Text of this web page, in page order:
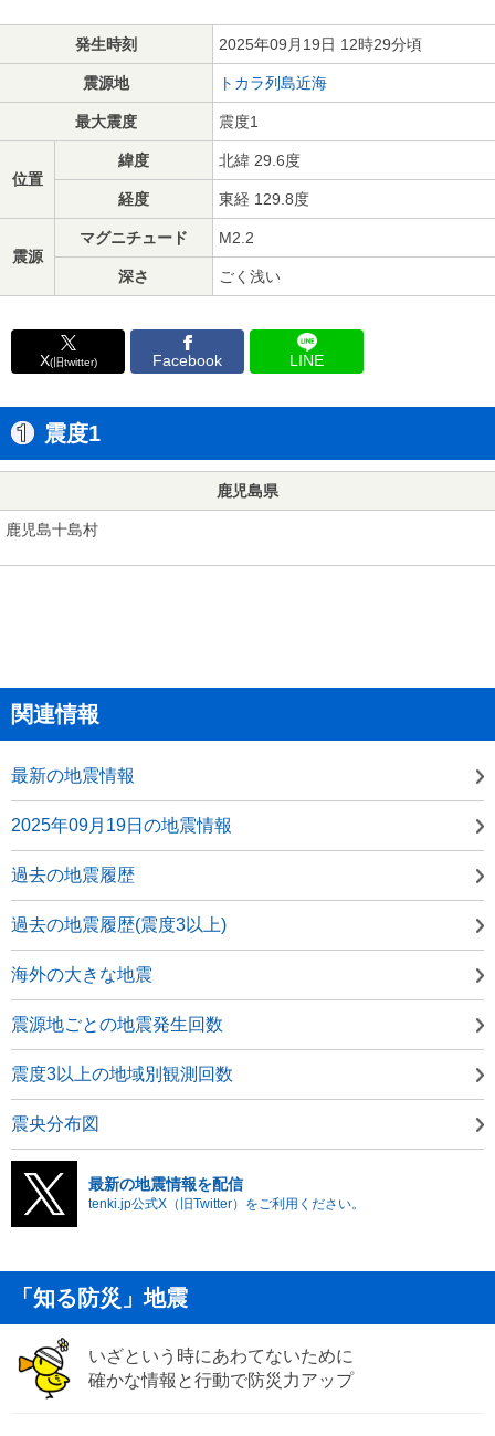
発生時刻 2025年09月19日 12時29分頃
震源地 トカラ列島近海
最大震度 震度1
位置
緯度 北緯 29.6度
経度 東経 129.8度
震源
マグニチュード M2.2
深さ ごく浅い
X(旧twitter) Facebook LINE
震度1
鹿児島県
鹿児島十島村
関連情報
最新の地震情報
2025年09月19日の地震情報
過去の地震履歴
過去の地震履歴(震度3以上)
海外の大きな地震
震源地ごとの地震発生回数
震度3以上の地域別観測回数
震央分布図
最新の地震情報を配信
tenki.jp公式X（旧Twitter）をご利用ください。
「知る防災」地震
いざという時にあわてないために
確かな情報と行動で防災力アップ